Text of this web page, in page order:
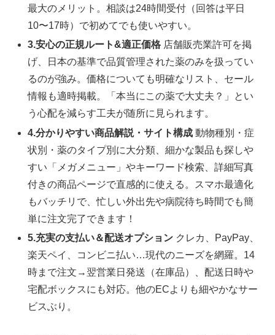
最大のメリット。相談は24時間受付（回答は平日
10〜17時）で初めてでも使いやすい。
3.安心の正規ルート&適正価格 店舗販売業許可を掲
げ、日本の基準で品質管理された薬のみを扱ってい
るのが強み。価格についても明確なリスト、セール
情報も適時掲載。「本当にこの薬で大丈夫？」とい
う心配を減らす工夫が随所に見られます。
4.分かりやすい商品解説・サイト構成 動物種別・症
状別・薬のタイプ別に大分類、細かな製品も探しや
すい「メガメニュー」やキーワード検索、詳細写真
付きの商品ページで直感的に使える。スマホ最適化
もバッチリで、忙しい外出先や病院待ち時間でも簡
単に注文完了できます！
5.充実の支払い＆配送オプション クレカ、PayPay、
楽天ペイ、コンビニ払い…現代のニーズを網羅。14
時まで注文→翌営業日発送（在庫品）、配送日時や
宅配ボックスにも対応。他のECよりも細やかなサー
ビスぶり。